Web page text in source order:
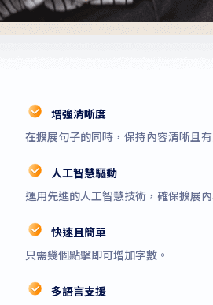
增強清晰度
在擴展句子的同時，保持內容清晰且有
人工智慧驅動
運用先進的人工智慧技術，確保擴展內
快速且簡單
只需幾個點擊即可增加字數。
多語言支援